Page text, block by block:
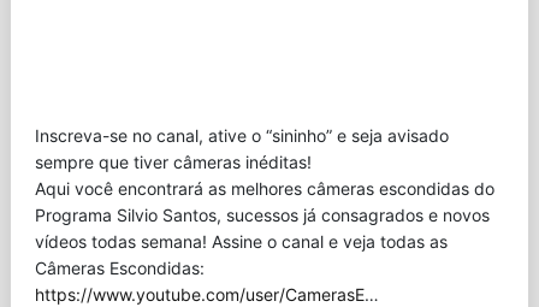
Inscreva-se no canal, ative o “sininho” e seja avisado
sempre que tiver câmeras inéditas!
Aqui você encontrará as melhores câmeras escondidas do
Programa Silvio Santos, sucessos já consagrados e novos
vídeos todas semana! Assine o canal e veja todas as
Câmeras Escondidas:
https://www.youtube.com/user/CamerasE…